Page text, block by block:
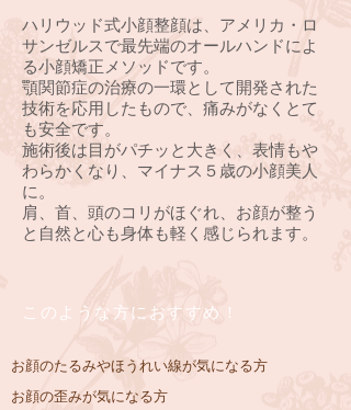
ハリウッド式小顔整顔は、アメリカ・ロ
サンゼルスで最先端のオールハンドによ
る小顔矯正メソッドです。
顎関節症の治療の一環として開発された
技術を応用したもので、痛みがなくとて
も安全です。
施術後は目がパチッと大きく、表情もや
わらかくなり、マイナス５歳の小顔美人
に。
肩、首、頭のコリがほぐれ、お顔が整う
と自然と心も身体も軽く感じられます。
このような方におすすめ !
お顔のたるみやほうれい線が気になる方
お顔の歪みが気になる方